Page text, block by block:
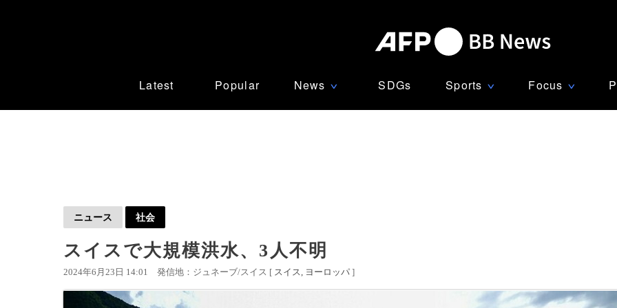
Latest Popular News ∨ SDGs Sports ∨ Focus ∨
ニュース 社会
スイスで大規模洪水、3人不明
2024年6月23日 14:01 発信地：ジュネーブ/スイス [ スイス ヨーロッパ ]